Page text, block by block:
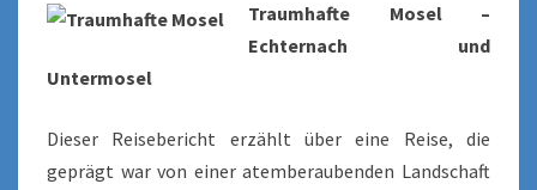
Traumhafte Mosel –
Echternach und
Untermosel
Dieser Reisebericht erzählt über eine Reise, die
geprägt war von einer atemberaubenden Landschaft